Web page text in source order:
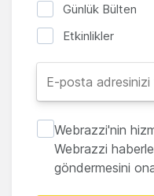
Günlük Bülten
Etkinlikler
Webrazzi'nin
Webrazzi
göndermesini